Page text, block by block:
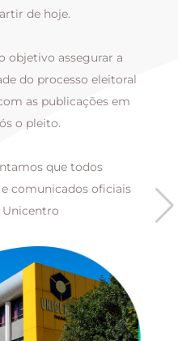
de hoje.
objetivo assegurar a
do processo eleitoral
as publicações em
o pleito.
que todos
comunicados oficiais
Unicentro